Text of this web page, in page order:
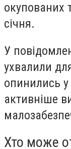
окупованих
січня.
У
ухвалили
опинились у
активніше
Хто може